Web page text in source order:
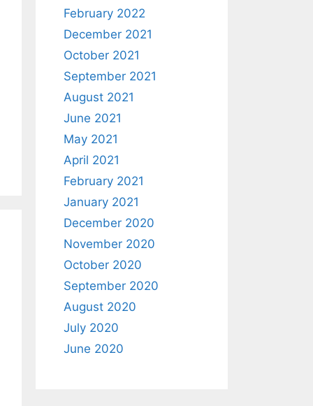
February 2022
December 2021
October 2021
September 2021
August 2021
June 2021
May 2021
April 2021
February 2021
January 2021
December 2020
November 2020
October 2020
September 2020
August 2020
July 2020
June 2020